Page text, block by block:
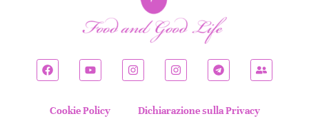
Cookie Policy Dichiarazione sulla Privacy